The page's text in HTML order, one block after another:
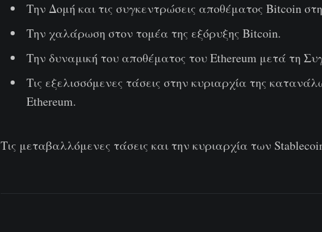
Την Δομή και τις συγκεντρώσεις αποθέματος Bitcoin
Την χαλάρωση στον τομέα της εξόρυξης Bitcoin.
Την δυναμική του αποθέματος του Ethereum μετά τη
Τις εξελισσόμενες τάσεις στην κυριαρχία της
Ethereum.
Τις μεταβαλλόμενες τάσεις και την κυριαρχία των